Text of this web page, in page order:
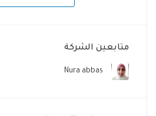
متابعين الشركة
Nura abbas